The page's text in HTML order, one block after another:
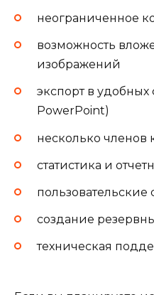
неограниченное
возможность
изображений
экспорт в удобных
PowerPoint)
несколько членов
статистика и
пользовательские
создание
техническая